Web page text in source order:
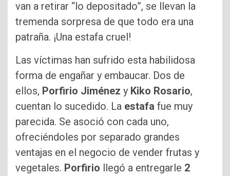
van a retirar “lo depositado”, se llevan la
tremenda sorpresa de que todo era una
patraña. ¡Una estafa cruel!
Las víctimas han sufrido esta habilidosa
forma de engañar y embaucar. Dos de
ellos, Porfirio Jiménez y Kiko Rosario,
cuentan lo sucedido. La estafa fue muy
parecida. Se asoció con cada uno,
ofreciéndoles por separado grandes
ventajas en el negocio de vender frutas y
vegetales. Porfirio llegó a entregarle 2